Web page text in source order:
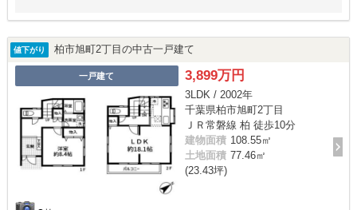
値下がり 柏市旭町2丁目の中古一戸建て
一戸建て 3,899万円
3LDK / 2002年
千葉県柏市旭町2丁目
ＪＲ常磐線 柏 徒歩10分
建物面積 108.55㎡
土地面積 77.46㎡
(23.43坪)